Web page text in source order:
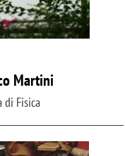
Martini
di Fisica